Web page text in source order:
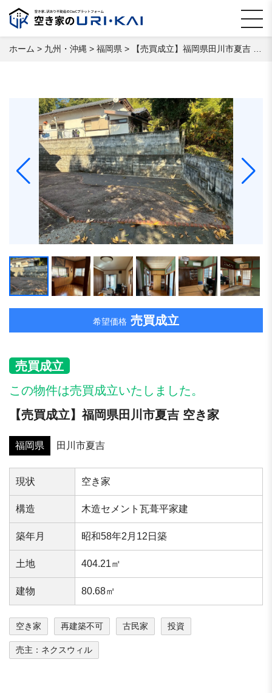
ホーム > 九州・沖縄 > 福岡県 > 【売買成立】福岡県田川市夏吉 空き家
希望価格 売買成立
売買成立
この物件は売買成立いたしました。
【売買成立】福岡県田川市夏吉 空き家
福岡県 田川市夏吉
現状 空き家
構造 木造セメント瓦葺平家建
築年⽉ 昭和58年2月12日築
⼟地 404.21㎡
建物 80.68㎡
空き家 再建築不可 古民家 投資
売主：ネクスウィル